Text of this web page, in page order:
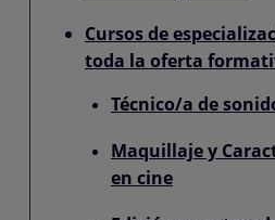
Cursos de
toda la oferta
Técnico/a de
Maquillaje y
en cine